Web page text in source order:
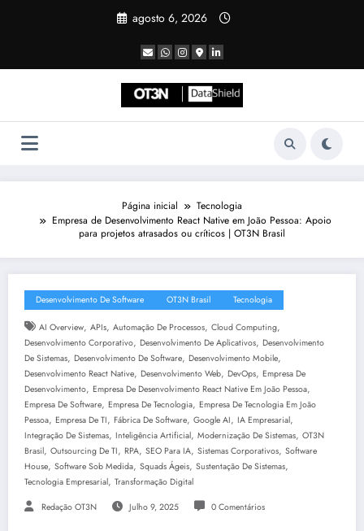
agosto 6, 2026
Página inicial
Tecnologia
Empresa de Desenvolvimento React Native em João Pessoa: Apoio
para projetos atrasados ou críticos | OT3N Brasil
Desenvolvimento De Software OT3N Brasil Tecnologia
AI Overview, APIs, Automação De Processos, Cloud Computing,
Desenvolvimento Corporativo, Desenvolvimento De Aplicativos, Desenvolvimento
De Sistemas, Desenvolvimento De Software, Desenvolvimento Mobile,
Desenvolvimento React Native, Desenvolvimento Web, DevOps, Empresa De
Desenvolvimento, Empresa De Desenvolvimento React Native Em João Pessoa,
Empresa De Software, Empresa De Tecnologia, Empresa De Tecnologia Em João
Pessoa, Empresa De TI, Fábrica De Software, Google AI, IA Empresarial,
Integração De Sistemas, Inteligência Artificial, Modernização De Sistemas, OT3N
Brasil, Outsourcing De TI, RPA, SEO Para IA, Sistemas Corporativos, Software
House, Software Sob Medida, Squads Ágeis, Sustentação De Sistemas,
Tecnologia Empresarial, Transformação Digital
Redação OT3N Julho 9, 2025 0 Comentários